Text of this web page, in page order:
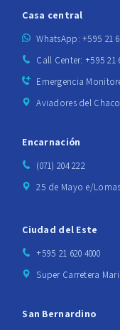
Casa central
WhatsApp: +595 21
Call Center: +595 21
Emergencia
Aviadores del
Encarnación
(071) 204 222
25 de Mayo e/
Ciudad del Este
+595 21 620 4000
Super Carretera
San Bernardino